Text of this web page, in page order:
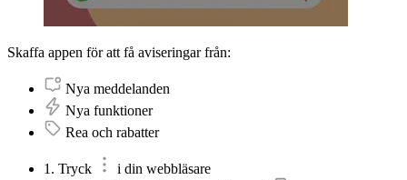
Skaffa appen för att få aviseringar från:
Nya meddelanden
Nya funktioner
Rea och rabatter
1. Tryck
i din webbläsare